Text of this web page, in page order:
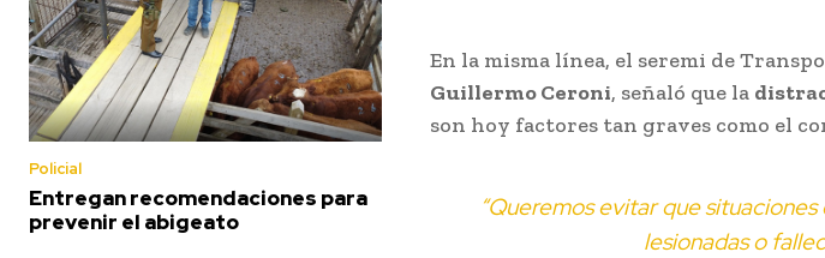
Policial
Entregan recomendaciones para
prevenir el abigeato
En la misma línea, el seremi de
Guillermo Ceroni, señaló que la
son hoy factores tan graves como el
“Queremos evitar que
lesionadas o